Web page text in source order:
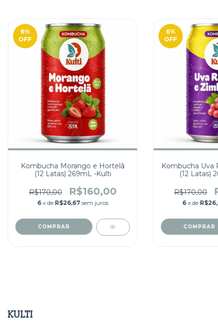
6%
OFF
Kombucha Morango e Hortelã
(12 Latas) 269mL -Kulti
R$170,00 R$160,00
6 x de R$26,67 sem juros
6%
OFF
Kombucha Uva
(12 Latas)
R$170,00
6 x de
KULTI